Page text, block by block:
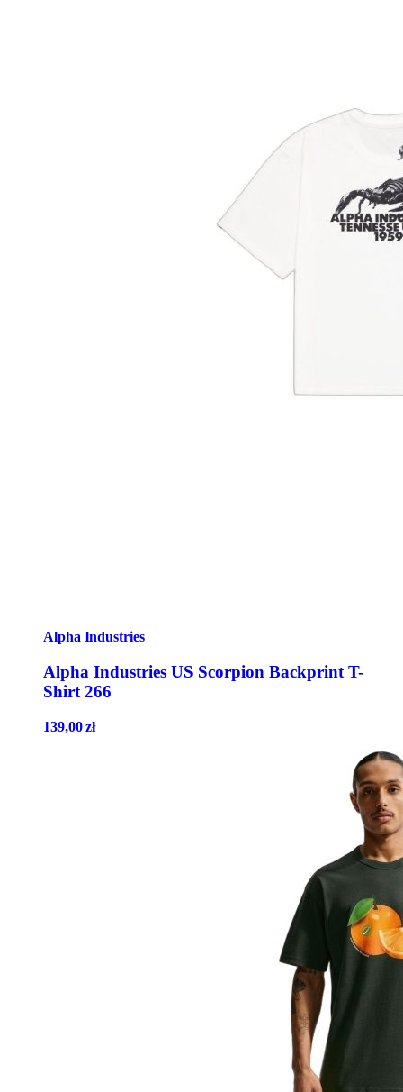
Alpha Industries
Alpha Industries US Scorpion Backprint T-
Shirt 266
139,00zł